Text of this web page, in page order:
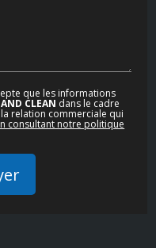
que les informations
CLEAN dans le cadre
relation commerciale qui
consultant notre politique